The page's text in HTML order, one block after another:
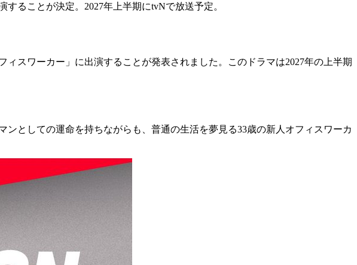
ることが決定。2027年上半期にtvNで放送予定。
スワーカー」に出演することが発表されました。このドラマは2027年の上半期
としての運命を持ちながらも、普通の生活を夢見る33歳の新人オフィスワーカ